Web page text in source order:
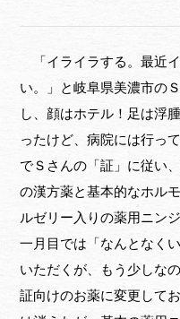
「イライラする。最近
い。」と岐阜県美濃市の
し、顔はホテル！足は浮
ったけど、病院には行っ
でＳさんの「証」に従い
の漢方薬と基本的なホル
ルゼリー入りの薬用ニン
一月目では「なんとなく
いただくが、もう少しな
証向けのお薬に変更して